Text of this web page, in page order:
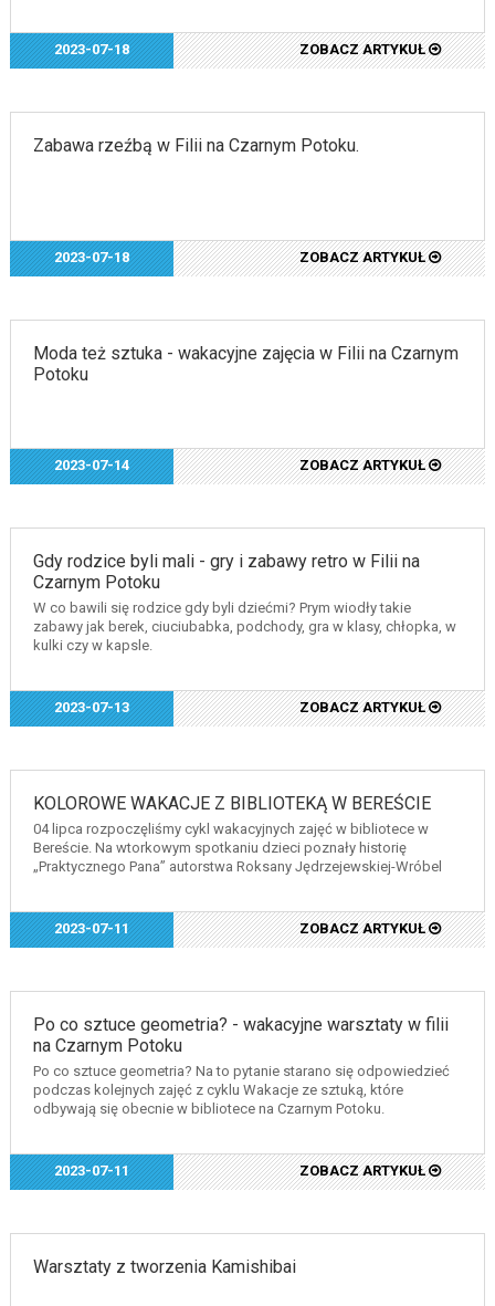
2023-07-18 ZOBACZ ARTYKUŁ
Zabawa rzeźbą w Filii na Czarnym Potoku.
2023-07-18 ZOBACZ ARTYKUŁ
Moda też sztuka - wakacyjne zajęcia w Filii na Czarnym
Potoku
2023-07-14 ZOBACZ ARTYKUŁ
Gdy rodzice byli mali - gry i zabawy retro w Filii na
Czarnym Potoku
W co bawili się rodzice gdy byli dziećmi? Prym wiodły takie
zabawy jak berek, ciuciubabka, podchody, gra w klasy, chłopka, w
kulki czy w kapsle.
2023-07-13 ZOBACZ ARTYKUŁ
KOLOROWE WAKACJE Z BIBLIOTEKĄ W BEREŚCIE
04 lipca rozpoczęliśmy cykl wakacyjnych zajęć w bibliotece w
Bereście. Na wtorkowym spotkaniu dzieci poznały historię
„Praktycznego Pana” autorstwa Roksany Jędrzejewskiej-Wróbel
2023-07-11 ZOBACZ ARTYKUŁ
Po co sztuce geometria? - wakacyjne warsztaty w filii
na Czarnym Potoku
Po co sztuce geometria? Na to pytanie starano się odpowiedzieć
podczas kolejnych zajęć z cyklu Wakacje ze sztuką, które
odbywają się obecnie w bibliotece na Czarnym Potoku.
2023-07-11 ZOBACZ ARTYKUŁ
Warsztaty z tworzenia Kamishibai